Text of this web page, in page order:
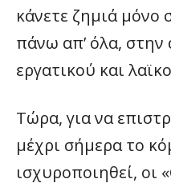
κάνετε ζημιά μόνο
πάνω απ’ όλα,
εργατικού και
Τώρα, για να
μέχρι σήμερα το
ισχυροποιηθεί, οι